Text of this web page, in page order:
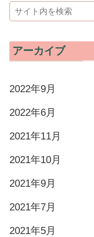
アーカイブ
2022年9月
2022年6月
2021年11月
2021年10月
2021年9月
2021年7月
2021年5月